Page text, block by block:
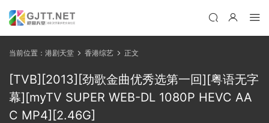
当前位置： 港剧天堂 香港综艺 正文
[TVB][2013][劲歌金曲优秀选第一回][粤语无字
幕][myTV SUPER WEB-DL 1080P HEVC AA
C MP4][2.46G]